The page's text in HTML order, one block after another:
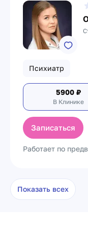
Психиатр
5900 ₽
В Клинике
Записаться
Работает по
Показать всех